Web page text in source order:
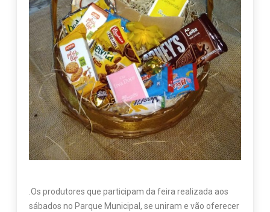
.Os produtores que participam da feira realizada aos
sábados no Parque Municipal, se uniram e vão oferecer